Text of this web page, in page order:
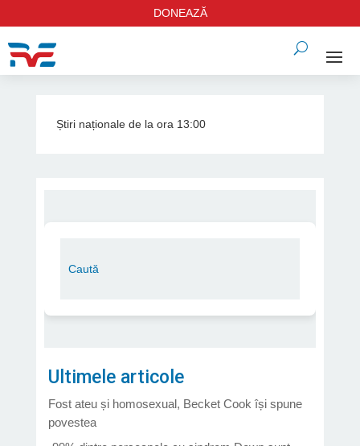
DONEAZĂ
Știri naționale de la ora 13:00
Ultimele articole
Fost ateu și homosexual, Becket Cook își spune
povestea